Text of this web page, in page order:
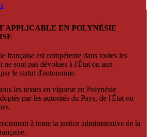
APPLICABLE EN POLYNÉSIE
française est compétente dans toutes les
ne sont pas dévolues à l'État ou aux
le statut d'autonomie.
les textes en vigueur en Polynésie
par les autorités du Pays, de l'État ou
à toute la justice administrative de la